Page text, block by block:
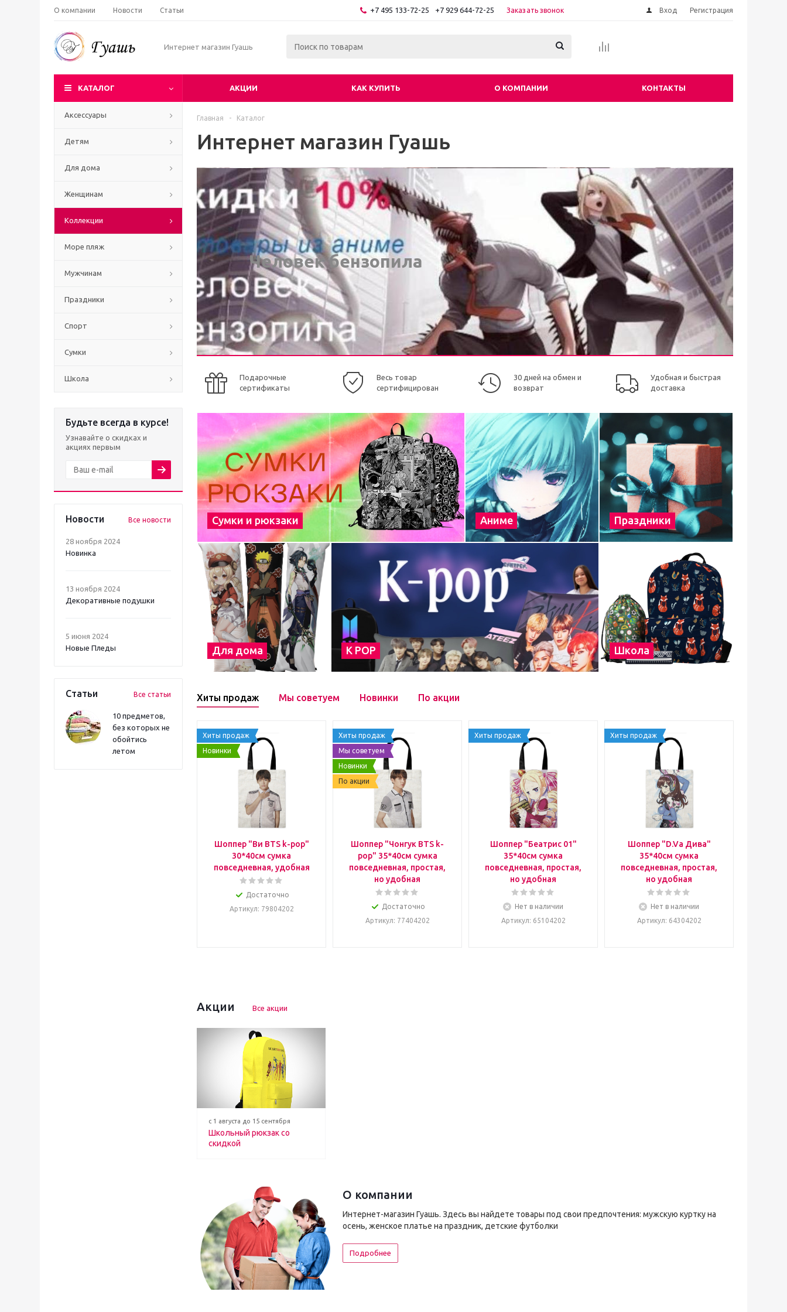
О компании Новости Статьи +7 495 133-72-25 +7 929 644-72-25 Заказать звонок Вход Регистрация
Интернет магазин Гуашь
КАТАЛОГ АКЦИИ КАК КУПИТЬ О КОМПАНИИ КОНТАКТЫ
Аксессуары
Детям
Для дома
Женщинам
Коллекции
Море пляж
Мужчинам
Праздники
Спорт
Сумки
Школа
Будьте всегда в курсе!
Узнавайте о скидках и
акциях первым
Новости Все новости
28 ноября 2024
Новинка
13 ноября 2024
Декоративные подушки
5 июня 2024
Новые Пледы
Статьи Все статьи
10 предметов,
без которых не
обойтись
летом
Главная - Каталог
Интернет магазин Гуашь
Человек бензопила
Подарочные
сертификаты
Весь товар
сертифицирован
30 дней на обмен и
возврат
Удобная и быстрая
доставка
Сумки и рюкзаки Аниме Праздники
Для дома К POP Школа
Хиты продаж Мы советуем Новинки По акции
Хиты продаж
Новинки
Шоппер "Ви BTS k-pop"
30*40см сумка
повседневная, удобная
Достаточно
Артикул: 79804202
Хиты продаж
Мы советуем
Новинки
По акции
Шоппер "Чонгук BTS k-
pop" 35*40см сумка
повседневная, простая,
но удобная
Достаточно
Артикул: 77404202
Хиты продаж
Шоппер "Беатрис 01"
35*40см сумка
повседневная, простая,
но удобная
Нет в наличии
Артикул: 65104202
Хиты продаж
Шоппер "D.Va Дива"
35*40см сумка
повседневная, простая,
но удобная
Нет в наличии
Артикул: 64304202
Акции Все акции
с 1 августа до 15 сентября
Школьный рюкзак со
скидкой
О компании
Интернет-магазин Гуашь. Здесь вы найдете товары под свои предпочтения: мужскую куртку на
осень, женское платье на праздник, детские футболки
Подробнее